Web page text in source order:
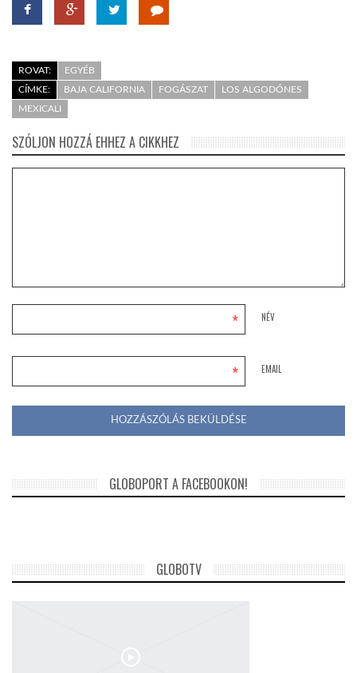
ROVAT:
EGYÉB
CÍMKE:
BAJA CALIFORNIA FOGÁSZAT
LOS ALGODÓNES
MEXICALI
SZÓLJON HOZZÁ EHHEZ A CIKKHEZ
NÉV
*
EMAIL
*
GLOBOPORT A FACEBOOKON!
GLOBOTV